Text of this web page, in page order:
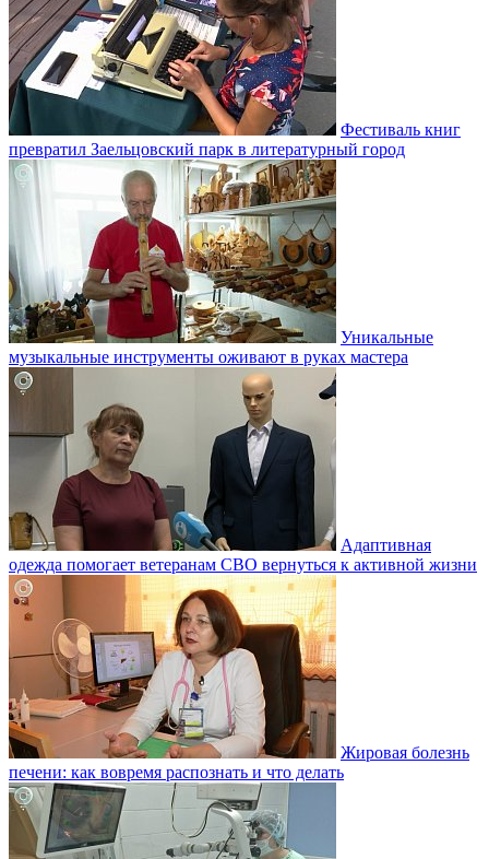
Фестиваль книг
превратил Заельцовский парк в литературный город
Уникальные
музыкальные инструменты оживают в руках мастера
Адаптивная
одежда помогает ветеранам СВО вернуться к активной жизни
Жировая болезнь
печени: как вовремя распознать и что делать